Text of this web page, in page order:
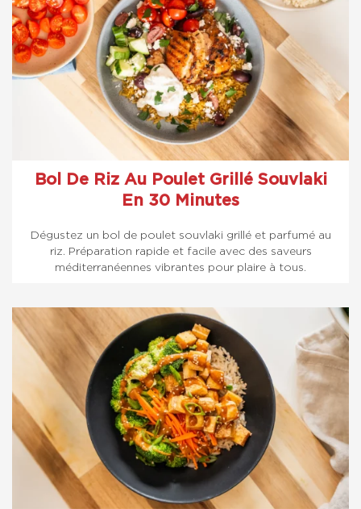
Bol De Riz Au Poulet Grillé Souvlaki
En 30 Minutes
Dégustez un bol de poulet souvlaki grillé et parfumé au
riz. Préparation rapide et facile avec des saveurs
méditerranéennes vibrantes pour plaire à tous.